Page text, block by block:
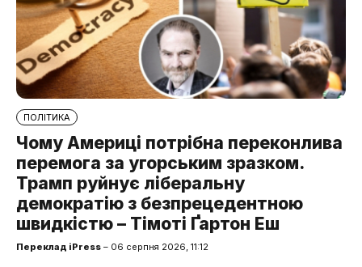
ПОЛІТИКА
Чому Америці потрібна переконлива
перемога за угорським зразком.
Трамп руйнує ліберальну
демократію з безпрецедентною
швидкістю – Тімоті Ґартон Еш
Переклад iPress – 06 серпня 2026, 11:12